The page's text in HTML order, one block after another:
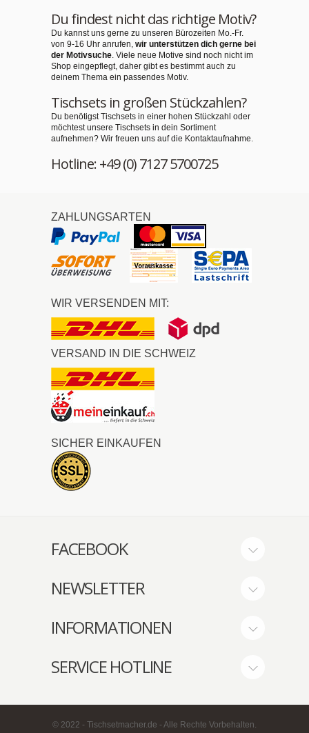
Du findest nicht das richtige Motiv?
Du kannst uns gerne zu unseren Bürozeiten Mo.-Fr.
von 9-16 Uhr anrufen, wir unterstützen dich gerne bei
der Motivsuche. Viele neue Motive sind noch nicht im
Shop eingepflegt, daher gibt es bestimmt auch zu
deinem Thema ein passendes Motiv.
Tischsets in großen Stückzahlen?
Du benötigst Tischsets in einer hohen Stückzahl oder
möchtest unsere Tischsets in dein Sortiment
aufnehmen? Wir freuen uns auf die Kontaktaufnahme.
Hotline: +49 (0) 7127 5700725
ZAHLUNGSARTEN
WIR VERSENDEN MIT:
VERSAND IN DIE SCHWEIZ
SICHER EINKAUFEN
FACEBOOK
NEWSLETTER
INFORMATIONEN
SERVICE HOTLINE
© 2022 - Tischsetmacher.de - Alle Rechte Vorbehalten.